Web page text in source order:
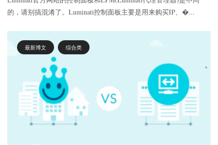
的，请别搞混淆了。Luminati控制面板主要是用来购买IP、�...
最新博文 综合类